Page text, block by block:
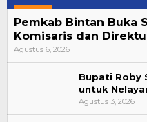
Pemkab Bintan Buka
Komisaris dan
Agustus 6, 2026
Bupati Roby
untuk
Agustus 3, 2026